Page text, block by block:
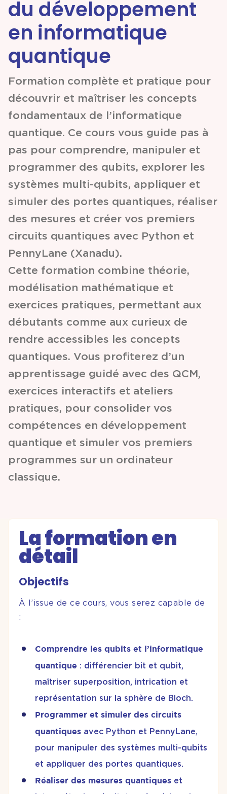
Partenariats &
Coopérations
Événements
& Contenus
Programmes
& Services
du développement
en informatique
quantique
Formation complète et pratique pour
découvrir et maîtriser les concepts
fondamentaux de l’informatique
quantique. Ce cours vous guide pas à
pas pour comprendre, manipuler et
programmer des qubits, explorer les
systèmes multi-qubits, appliquer et
simuler des portes quantiques, réaliser
des mesures et créer vos premiers
circuits quantiques avec Python et
PennyLane (Xanadu).
Cette formation combine théorie,
modélisation mathématique et
exercices pratiques, permettant aux
débutants comme aux curieux de
rendre accessibles les concepts
quantiques. Vous profiterez d’un
apprentissage guidé avec des QCM,
exercices interactifs et ateliers
pratiques, pour consolider vos
compétences en développement
quantique et simuler vos premiers
programmes sur un ordinateur
classique.
La formation en
détail
Objectifs
À l’issue de ce cours, vous serez capable de
:
Comprendre les qubits et l’informatique
quantique : différencier bit et qubit,
maîtriser superposition, intrication et
représentation sur la sphère de Bloch.
Programmer et simuler des circuits
quantiques avec Python et PennyLane,
pour manipuler des systèmes multi-qubits
et appliquer des portes quantiques.
Réaliser des mesures quantiques et